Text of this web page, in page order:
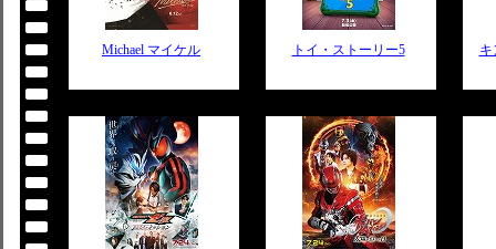
Michael マイケル トイ・ストーリー5